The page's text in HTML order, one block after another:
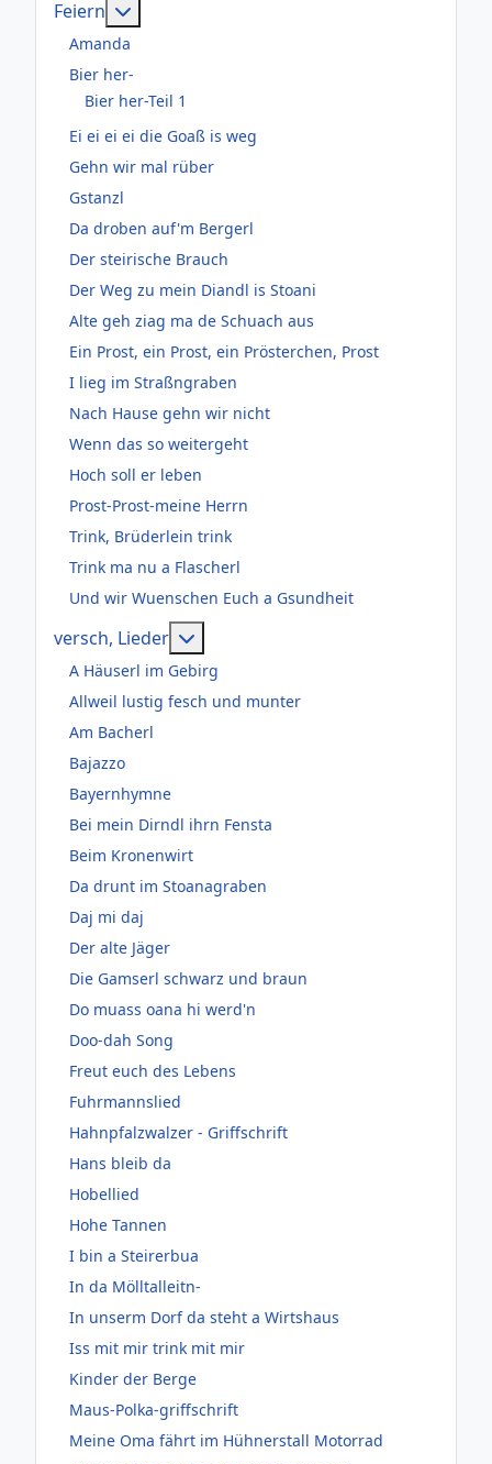
Feiern
Amanda
Bier her-
Bier her-Teil 1
Ei ei ei ei die Goaß is weg
Gehn wir mal rüber
Gstanzl
Da droben auf'm Bergerl
Der steirische Brauch
Der Weg zu mein Diandl is Stoani
Alte geh ziag ma de Schuach aus
Ein Prost, ein Prost, ein Prösterchen, Prost
I lieg im Straßngraben
Nach Hause gehn wir nicht
Wenn das so weitergeht
Hoch soll er leben
Prost-Prost-meine Herrn
Trink, Brüderlein trink
Trink ma nu a Flascherl
Und wir Wuenschen Euch a Gsundheit
versch, Lieder
A Häuserl im Gebirg
Allweil lustig fesch und munter
Am Bacherl
Bajazzo
Bayernhymne
Bei mein Dirndl ihrn Fensta
Beim Kronenwirt
Da drunt im Stoanagraben
Daj mi daj
Der alte Jäger
Die Gamserl schwarz und braun
Do muass oana hi werd'n
Doo-dah Song
Freut euch des Lebens
Fuhrmannslied
Hahnpfalzwalzer - Griffschrift
Hans bleib da
Hobellied
Hohe Tannen
I bin a Steirerbua
In da Mölltalleitn-
In unserm Dorf da steht a Wirtshaus
Iss mit mir trink mit mir
Kinder der Berge
Maus-Polka-griffschrift
Meine Oma fährt im Hühnerstall Motorrad